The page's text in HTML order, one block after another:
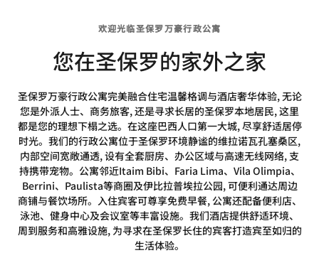
欢迎光临圣保罗万豪行政公寓
您在圣保罗的家外之家
圣保罗万豪行政公寓完美融合住宅温馨格调与酒店奢华体验, 无论
您是外派人士、商务旅客, 还是寻求长居的圣保罗本地居民, 这里
都是您的理想下榻之选。在这座巴西人口第一大城, 尽享舒适居停
时光。我们的行政公寓位于圣保罗环境静谧的维拉诺瓦孔塞桑区,
内部空间宽敞通透, 设有全套厨房、办公区域与高速无线网络, 支
持携带宠物。公寓邻近Itaim Bibi、Faria Lima、Vila Olimpia、
Berrini、Paulista等商圈及伊比拉普埃拉公园, 可便利通达周边
商铺与餐饮场所。入住宾客可尊享免费早餐, 公寓还配备便利店、
泳池、健身中心及会议室等丰富设施。我们酒店提供舒适环境、
周到服务和高雅设施, 为寻求在圣保罗长住的宾客打造宾至如归的
生活体验。